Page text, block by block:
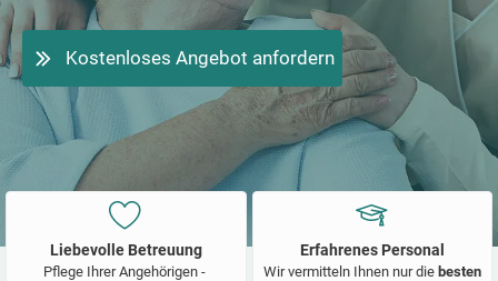
Kostenloses Angebot anfordern
Liebevolle Betreuung
Pflege Ihrer Angehörigen -
Erfahrenes Personal
Wir vermitteln Ihnen nur die besten